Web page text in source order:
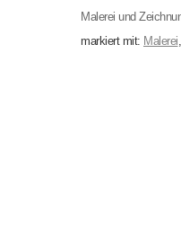
Malerei und
markiert mit: Malerei